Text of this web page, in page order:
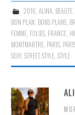
2016, ALINA, BEAUTE,
BON PLAN, BONS PLANS,
FEMME, FOLIES, FRANCE,
MONTMARTRE, PARIS,
SEXY,STREET STYLE,STYLE